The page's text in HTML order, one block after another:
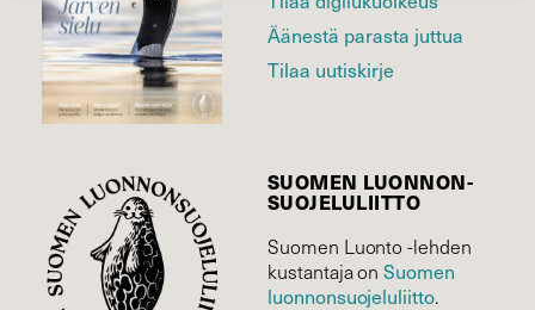
Äänestä parasta juttua
Tilaa uutiskirje
SUOMEN LUONNON­
SUOJELU­LIITTO
Suomen Luonto -lehden
kustantaja onSuomen
luonnonsuojelu­liitto.